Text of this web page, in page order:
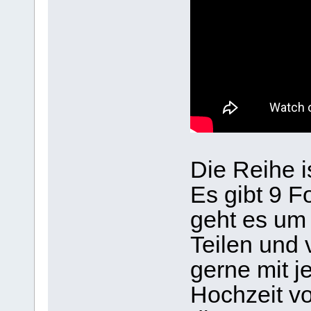
Die Reihe
Es gibt 9
geht es
Teilen und
gerne mit
Hochzeit